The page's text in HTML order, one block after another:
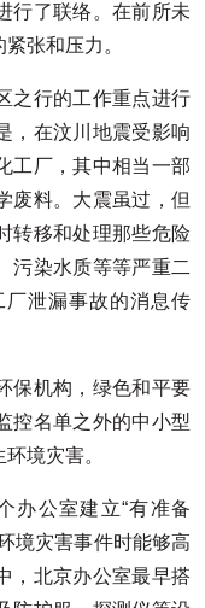
行了联络。在前所未
张和压力。
之行的工作重点进行
，在汶川地震受影响
工厂，其中相当一部
废料。大震虽过，但
转移和处理那些危险
污染水质等等严重二
泄漏事故的消息传
保机构，绿色和平要
控名单之外的中小型
境灾害。
办公室建立“有准备
境灾害事件时能够高
，北京办公室最早搭